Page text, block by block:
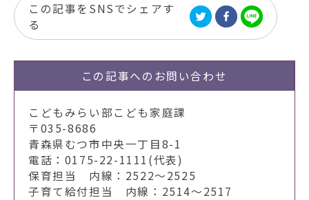
この記事をSNSでシェアす
る
この記事への お問い合わせ
こどもみらい部こども家庭課
〒035-8686
青森県むつ市中央一丁目8-1
電話：0175-22-1111(代表)
保育担当 内線：2522～2525
子育て給付担当 内線：2514～2517